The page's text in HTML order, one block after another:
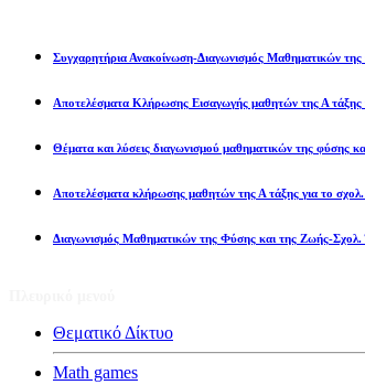
Συγχαρητήρια Ανακοίνωση-Διαγωνισμός Μαθηματικών
Αποτελέσματα Κλήρωσης Εισαγωγής μαθητών της
Θέματα και λύσεις διαγωνισμού μαθηματικών της φύσης
Αποτελέσματα κλήρωσης μαθητών της Α τάξης για το
Διαγωνισμός Μαθηματικών της Φύσης και της Ζωής-
Θεματικό Δίκτυο
Math games